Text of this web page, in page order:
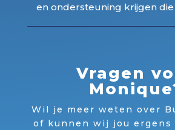
en ondersteuning krijgen die
Vragen
Wil je meer weten over
of kunnen wij jou ergens